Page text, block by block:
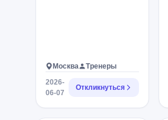
Москва
Тренеры
2026-
06-07
Откликнуться